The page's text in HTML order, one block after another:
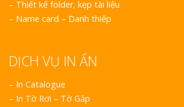
– Thiết kế folder, kẹp tài liệu
– Name card – Danh thiếp
DỊCH VỤ IN ẤN
– In Catalogue
– In Tờ Rơi – Tờ Gấp